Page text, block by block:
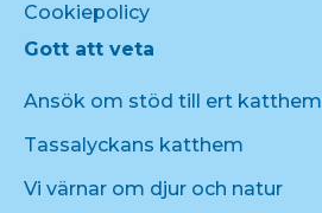
Cookiepolicy
Gott att veta
Ansök om stöd till ert katthem
Tassalyckans katthem
Vi värnar om djur och natur